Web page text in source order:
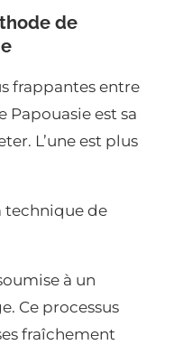
de
frappantes entre
Papouasie est sa
L’une est plus
technique de
à un
Ce processus
fraîchement